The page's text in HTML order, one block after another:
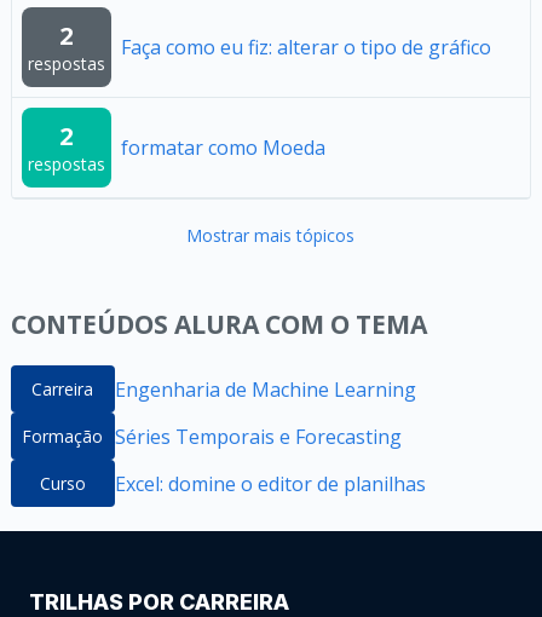
2
respostas
Faça como eu fiz: alterar o tipo de gráfico
2
respostas
formatar como Moeda
Mostrar mais tópicos
CONTEÚDOS ALURA COM O TEMA
Carreira Engenharia de Machine Learning
Formação Séries Temporais e Forecasting
Curso Excel: domine o editor de planilhas
TRILHAS POR CARREIRA